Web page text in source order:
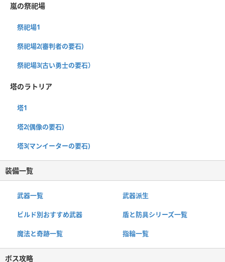
嵐の祭祀場
祭祀場1
祭祀場2(審判者の要石)
祭祀場3(古い勇士の要石）
塔のラトリア
塔1
塔2(偶像の要石)
塔3(マンイーターの要石)
装備一覧
武器一覧 武器派生
ビルド別おすすめ武器 盾と防具シリーズ一覧
魔法と奇跡一覧 指輪一覧
ボス攻略